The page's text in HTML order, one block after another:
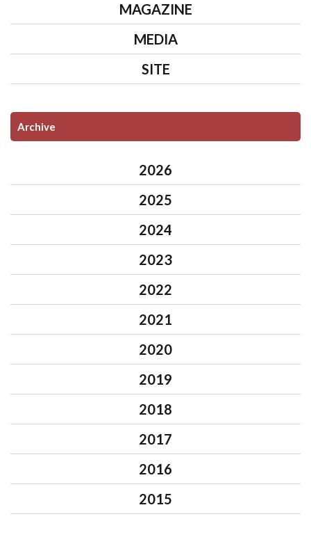
MAGAZINE
MEDIA
SITE
Archive
2026
2025
2024
2023
2022
2021
2020
2019
2018
2017
2016
2015